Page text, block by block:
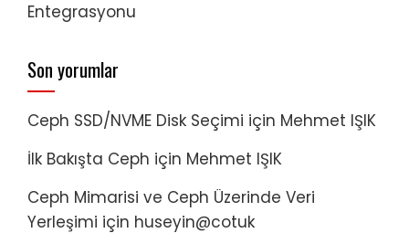
Entegrasyonu
Son yorumlar
Ceph SSD/NVME Disk Seçimi için Mehmet IŞIK
İlk Bakışta Ceph için Mehmet IŞIK
Ceph Mimarisi ve Ceph Üzerinde Veri
Yerleşimi için huseyin@cotuk